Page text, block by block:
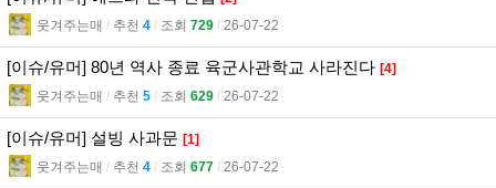
웃겨주는매 l 추천 4 l 조회 729 l 26-07-22
[이슈/유머] 80년 역사 종료 육군사관학교 사라진다 [4]
웃겨주는매 l 추천 5 l 조회 629 l 26-07-22
[이슈/유머] 설빙 사과문 [1]
웃겨주는매 l 추천 4 l 조회 677 l 26-07-22